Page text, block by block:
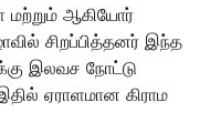
மற்றும் ஆகியோர்
சிறப்பித்தனர் இந்த
இலவச நோட்டு
ஏராளமான கிராம